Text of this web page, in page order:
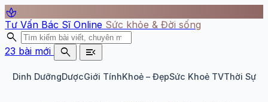
spa
Tư Vấn Bác Sĩ Online Sức khỏe & Đời sống
search
23 bài mới search menu_open
Dinh DưỡngDượcGiới TínhKhoẻ – ĐẹpSức Khoẻ TVThời Sự